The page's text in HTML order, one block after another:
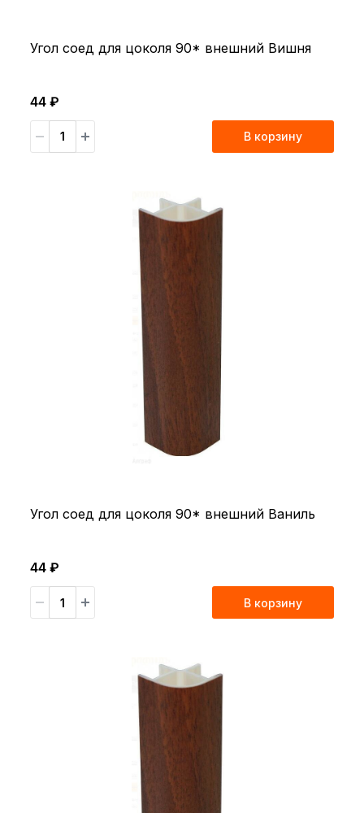
Угол соед для цоколя 90* внешний Вишня
44 ₽
В корзину
Угол соед для цоколя 90* внешний Ваниль
44 ₽
В корзину